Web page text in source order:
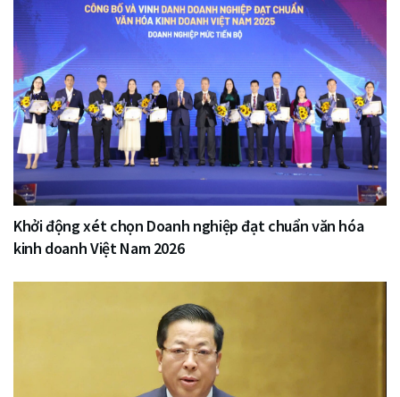
Khởi động xét chọn Doanh nghiệp đạt chuẩn văn hóa
kinh doanh Việt Nam 2026